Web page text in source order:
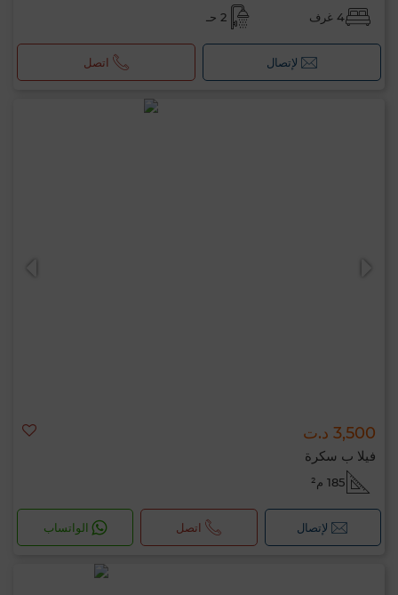
4 غرف 2 حـ
لإتصال اتصل
3,500 د.ت
فيلا ب سكرة
185 م²
لإتصال اتصل الواتساب